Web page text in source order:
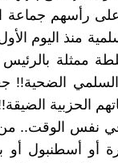
رأسهم
منذ اليوم
ممثلة
الضحية!!
الحزبية
الوقت.. من
أو أسطنبول أو